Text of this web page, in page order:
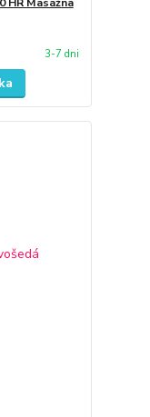
3-7 dni